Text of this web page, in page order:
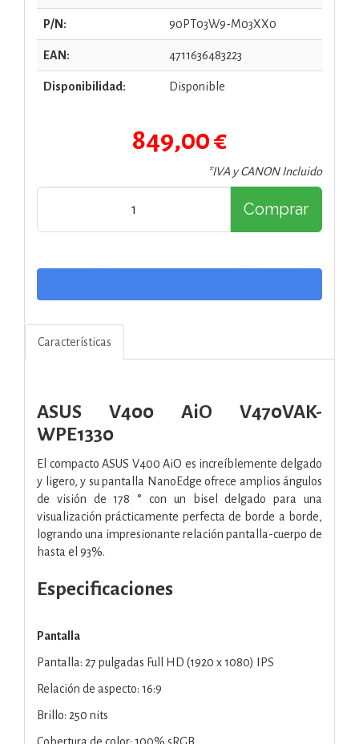
P/N: 90PT03W9-M03XX0
EAN: 4711636483223
Disponibilidad: Disponible
849,00 €
*IVA y CANON Incluido
Comprar
Características
ASUS V400 AiO V470VAK-
WPE1330
El compacto ASUS V400 AiO es increíblemente delgado
y ligero, y su pantalla NanoEdge ofrece amplios ángulos
de visión de 178 ° con un bisel delgado para una
visualización prácticamente perfecta de borde a borde,
logrando una impresionante relación pantalla-cuerpo de
hasta el 93%.
Especificaciones
Pantalla
Pantalla: 27 pulgadas Full HD (1920 x 1080) IPS
Relación de aspecto: 16:9
Brillo: 250 nits
Cobertura de color: 100% sRGB